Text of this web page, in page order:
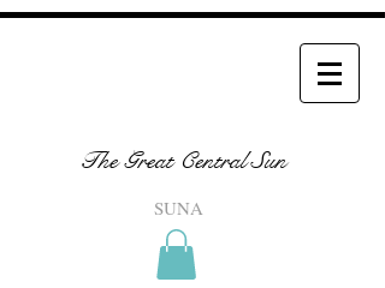
The Great Central Sun
SUNA